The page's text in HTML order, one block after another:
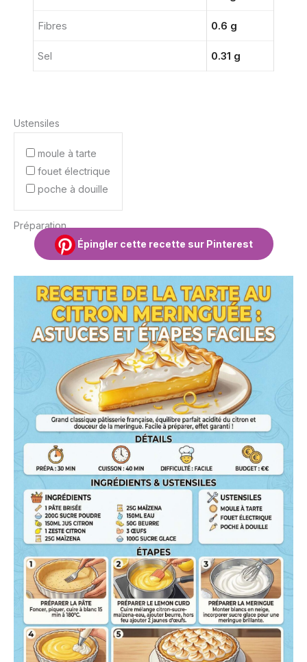
Fibres 0.6 g
Sel 0.31 g
Ustensiles
moule à tarte
fouet électrique
poche à douille
Préparation
Épingler cette recette sur Pinterest